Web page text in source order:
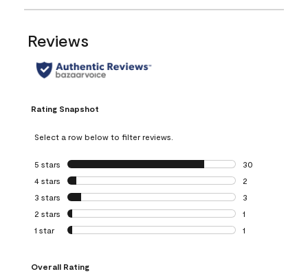
Reviews
Rating Snapshot
Select a row below to filter reviews.
5 stars stars
30
30 reviews with
4 stars stars
2
2 reviews with 4
3 stars stars
3
3 reviews with 3
2 stars stars
1
1 review with 2
1 star stars
1
Overall Rating